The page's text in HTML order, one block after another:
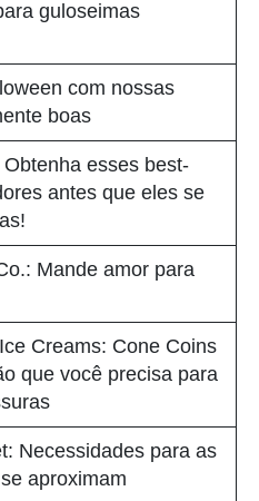
guloseimas
com nossas
boas
esses best-
antes que eles se
Mande amor para
Creams: Cone Coins
que você precisa para
Necessidades para as
aproximam